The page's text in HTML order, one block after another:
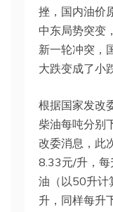
挫，国内油价
中东局势突变
新一轮冲突，
大跌变成了小
根据国家发改
柴油每吨分别
改委消息，此
8.33元/升，
油（以50升计
升，同样每升